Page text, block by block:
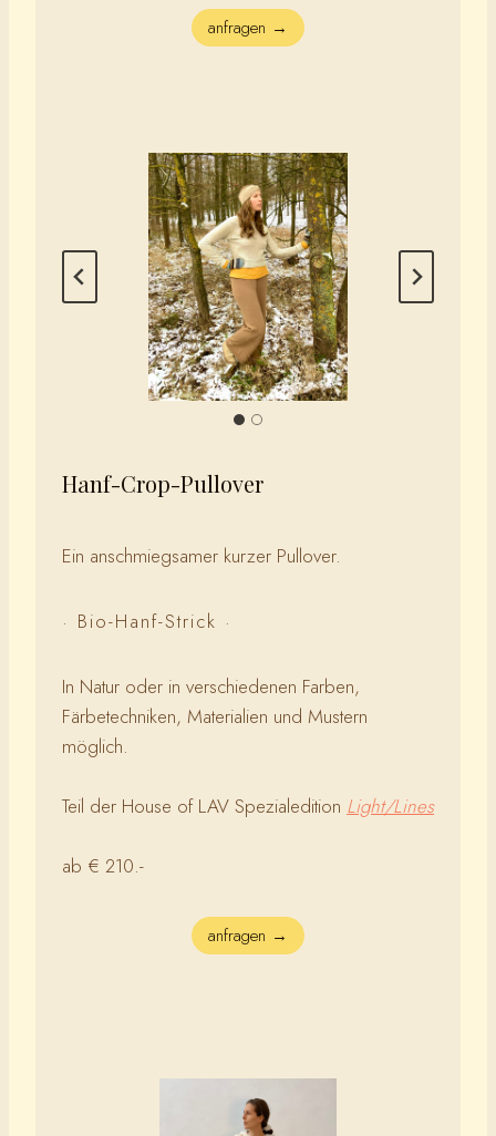
anfragen →
Hanf-Crop-Pullover
Ein anschmiegsamer kurzer Pullover.
· Bio-Hanf-Strick ·
In Natur oder in verschiedenen Farben,
Färbetechniken, Materialien und Mustern
möglich.
Teil der House of LAV Spezialedition Light/Lines
ab € 210.-
anfragen →